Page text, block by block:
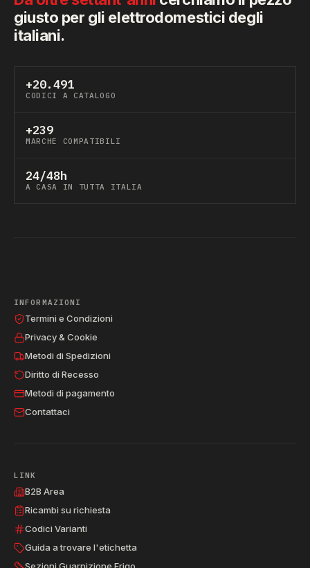
giusto per gli elettrodomestici degli
italiani.
+20.491
CODICI A CATALOGO
+239
MARCHE COMPATIBILI
24/48h
A CASA IN TUTTA ITALIA
INFORMAZIONI
Termini e Condizioni
Privacy & Cookie
Metodi di Spedizioni
Diritto di Recesso
Metodi di pagamento
Contattaci
LINK
B2B Area
Ricambi su richiesta
Codici Varianti
Guida a trovare l'etichetta